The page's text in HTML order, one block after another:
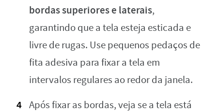
bordas superiores e laterais,
garantindo que a tela esteja esticada e
livre de rugas. Use pequenos pedaços de
fita adesiva para fixar a tela em
intervalos regulares ao redor da janela.
Após fixar as bordas, veja se a tela está